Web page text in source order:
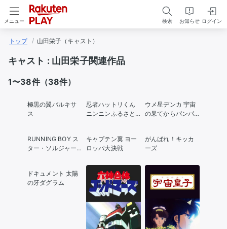
メニュー 検索 お知らせ ログイン
トップ 山田栄子（キャスト）
キャスト : 山田栄子関連作品
1〜38件（38件）
極黒の翼バルキサ
ス
忍者ハットリくん
ニンニンふるさと
ウメ星デンカ 宇宙
の果てからパンパ
RUNNING BOY ス
ター・ソルジャー
キャプテン翼 ヨー
ロッパ大決戦
がんばれ！キッカ
ーズ
ドキュメント 太陽
の牙ダグラム